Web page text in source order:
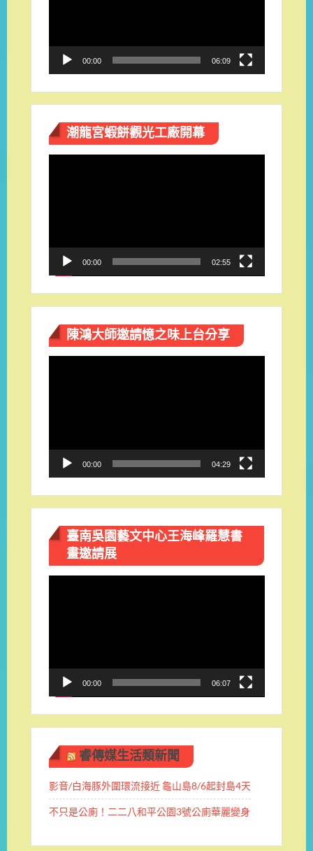
00:00 06:09
潮龍宮蝦餅觀光工廠開幕
00:00 02:55
陳鴻大師邀請憶之味上台分享
00:00 04:29
臺南吳園藝文中心王海峰羅慧書
畫邀請展
00:00 06:07
睿傳媒生活類新聞
影音/白海豚外圍環流接近 龜山島8/6起封島4天
不只是公廁！二二八和平公園3號公廁華麗變身